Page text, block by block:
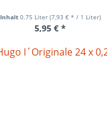
Inhalt 0.75 Liter (7,93 € * / 1 Liter)
5,95 € *